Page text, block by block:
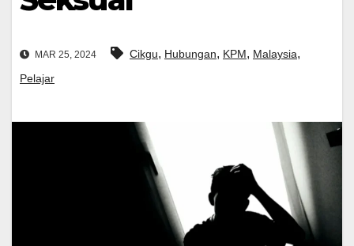
MAR 25, 2024 Cikgu, Hubungan, KPM, Malaysia,
Pelajar